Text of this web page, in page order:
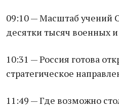
09:10 — Масштаб учений
десятки тысяч военных
10:31 — Россия готова
стратегическое
11:49 — Где возможно